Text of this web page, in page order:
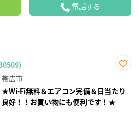
電話する
り登
録
帯広市
★Wi-Fi無料＆エアコン完備＆日当たり
良好！！お買い物にも便利です！★